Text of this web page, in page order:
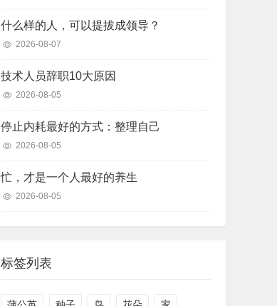
什么样的人，可以提拔成领导？
2026-08-07
技术人员辞职10大原因
2026-08-05
停止内耗最好的方式：整理自己
2026-08-05
忙，才是一个人最好的养生
2026-08-05
标签列表